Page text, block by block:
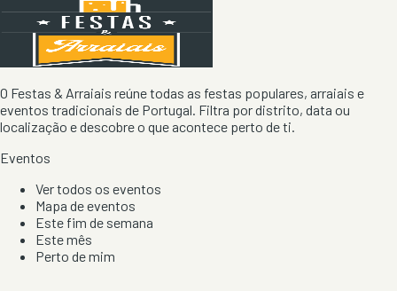
O Festas & Arraiais reúne todas as festas populares, arraiais e
eventos tradicionais de Portugal. Filtra por distrito, data ou
localização e descobre o que acontece perto de ti.
Eventos
Ver todos os eventos
Mapa de eventos
Este fim de semana
Este mês
Perto de mim